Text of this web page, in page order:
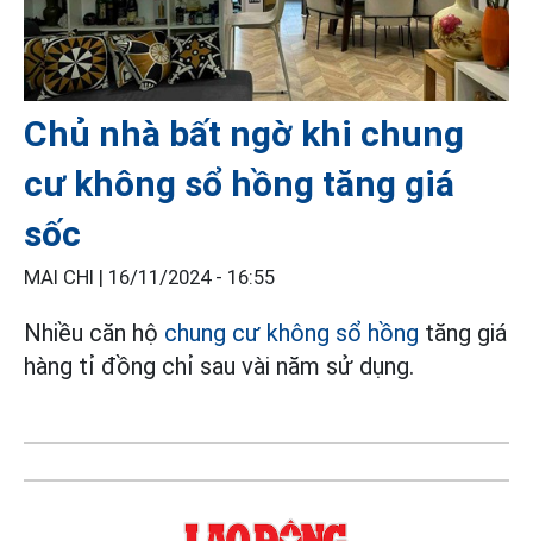
Chủ nhà bất ngờ khi chung
cư không sổ hồng tăng giá
sốc
MAI CHI | 16/11/2024 - 16:55
Nhiều căn hộ chung cư không sổ hồng tăng giá
hàng tỉ đồng chỉ sau vài năm sử dụng.